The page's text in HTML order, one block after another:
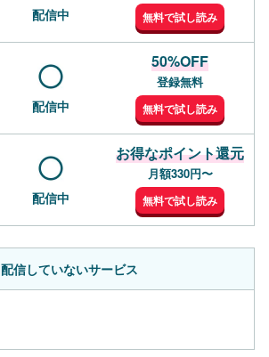
配信中 無料で試し読み
配信中
50%OFF
登録無料
無料で試し読み
配信中
お得なポイント還元
月額330円〜
無料で試し読み
配信していないサービス